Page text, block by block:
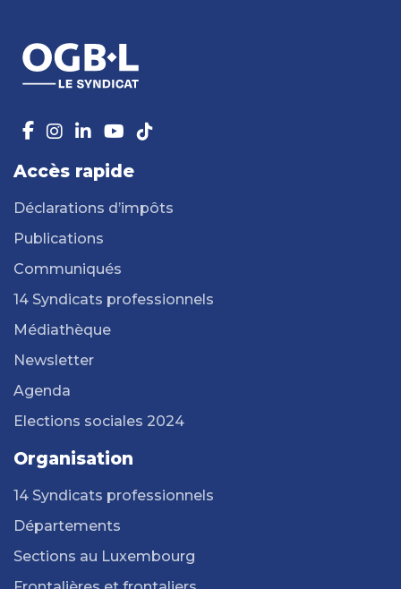
Accès rapide
Déclarations d’impôts
Publications
Communiqués
14 Syndicats professionnels
Médiathèque
Newsletter
Agenda
Elections sociales 2024
Organisation
14 Syndicats professionnels
Départements
Sections au Luxembourg